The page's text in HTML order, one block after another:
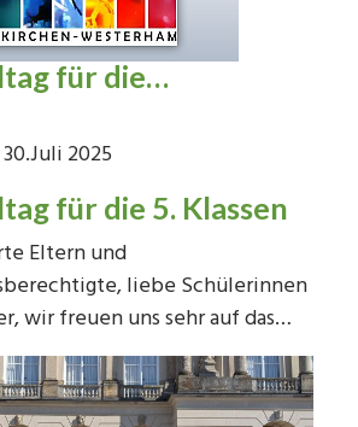
für die…
2025
für die 5. Klassen
Eltern und
liebe Schülerinnen
wir freuen uns sehr auf das…